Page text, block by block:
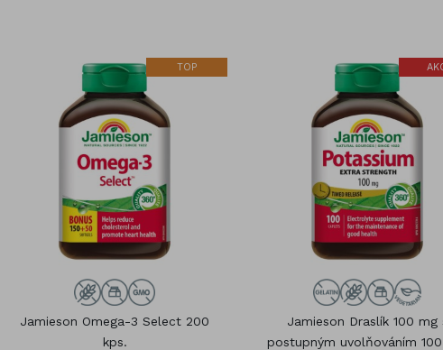
TOP
Jamieson Omega-3 Select 200
kps.
Jamieson Draslík 100 mg
postupným uvolňováním